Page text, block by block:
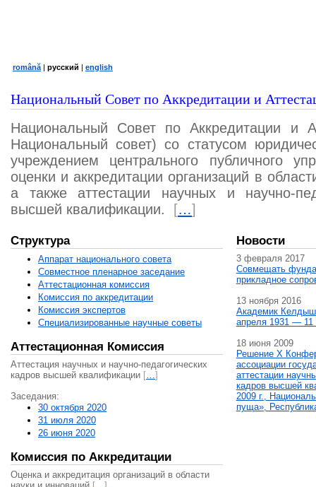
română | русский | english
Национальный Совет по Аккредитации и
Национальный Совет по Аккредитации и
Национальный совет) со статусом
учреждением центрального публичного
оценки и аккредитации организаций в
а также аттестации научных и научно-
высшей квалификации.
[…]
Структура
Аппарат национального совета
Совместное пленарное заседание
Аттестационная комисcия
Комиссия по аккредитации
Комиссия экспертов
Специализированные научные советы
Аттестационная Комиссия
Аттестация научных и научно-педагогических
кадров высшей квалификации […]
Заседания:
30 октября 2020
31 июля 2020
26 июня 2020
Комиссия по Аккредитации
Оценка и аккредитация организаций в области
Новости
3 февраля 2017
Совмещать
прикладное
13 ноября 2016
Академик
апреля 1931 — 11
18 июня 2009
Решение X
ассоциации
аттестации
кадров высшей
2009 г.,
пуща»,